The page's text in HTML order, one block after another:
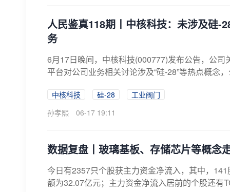
人民鉴真118期丨中核科技：未涉及硅-
务
6月17日晚间，中核科技(000777)发布公告，公
平台对公司业务相关讨论涉及“硅-28”等热点概念
中核科技 硅-28
工业阀门
孙孝熙
06-17 19:11
数据复盘丨玻璃基板、存储芯片等概念
今日有2357只个股获主力资金净流入，其中，
额为32.07亿元；主力资金净流入居前的个股还有